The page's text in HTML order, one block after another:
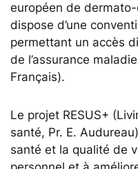
européen de
dispose d’une
permettant un accès
de l’assurance
Français).
Le projet RESUS+
santé, Pr. E.
santé et la qualité de